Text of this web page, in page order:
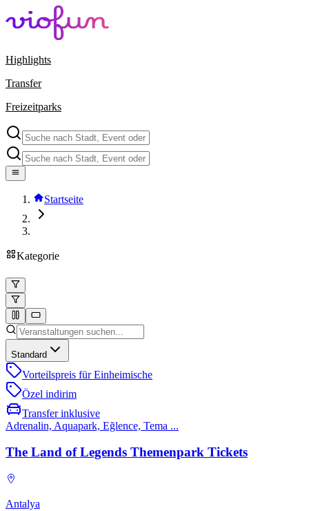
Highlights
Transfer
Freizeitparks
Startseite
Kategorie
Standard
Vorteilspreis für Einheimische
Özel indirim
Transfer inklusive
Adrenalin, Aquapark, Eğlence, Tema ...
The Land of Legends Themenpark Tickets
Antalya